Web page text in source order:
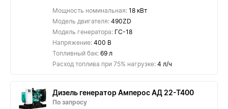
Мощность номинальная: 18 кВт
Модель двигателя: 490ZD
Модель генератора: ГС-18
Напряжение: 400 В
Топливный бак: 69 л
Расход топлива при 75% нагрузке: 4 л/ч
Дизель генератор Амперос АД 22-Т400
По запросу